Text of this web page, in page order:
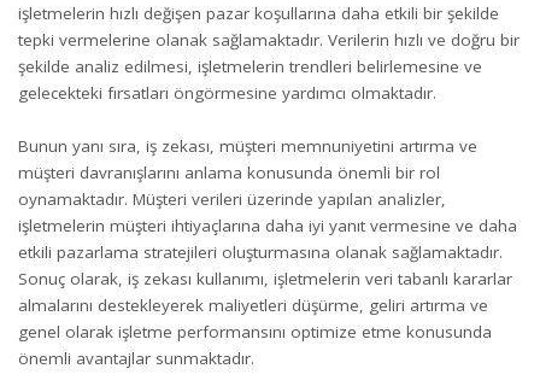
işletmelerin hızlı değişen pazar koşullarına daha etkili bir şekilde
tepki vermelerine olanak sağlamaktadır. Verilerin hızlı ve doğru bir
şekilde analiz edilmesi, işletmelerin trendleri belirlemesine ve
gelecekteki fırsatları öngörmesine yardımcı olmaktadır.
Bunun yanı sıra, iş zekası, müşteri memnuniyetini artırma ve
müşteri davranışlarını anlama konusunda önemli bir rol
oynamaktadır. Müşteri verileri üzerinde yapılan analizler,
işletmelerin müşteri ihtiyaçlarına daha iyi yanıt vermesine ve daha
etkili pazarlama stratejileri oluşturmasına olanak sağlamaktadır.
Sonuç olarak, iş zekası kullanımı, işletmelerin veri tabanlı kararlar
almalarını destekleyerek maliyetleri düşürme, geliri artırma ve
genel olarak işletme performansını optimize etme konusunda
önemli avantajlar sunmaktadır.